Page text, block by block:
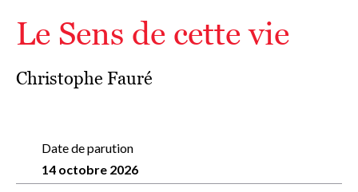
Le Sens de cette vie
Christophe Fauré
Date de parution
14 octobre 2026